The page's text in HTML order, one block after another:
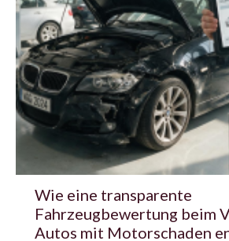
Wie eine transparente
Fahrzeugbewertung beim
Autos mit Motorschaden